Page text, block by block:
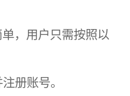
，用户只需按照以
册账号。